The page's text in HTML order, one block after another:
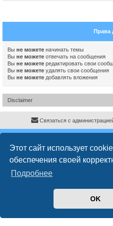
Этот сайт использует
обеспечения своей
Подробнее
OK
Права
Вы не можете начинать темы
Вы не можете отвечать на сообщения
Вы не можете редактировать свои
Вы не можете удалять свои сообщения
Вы не можете добавлять вложения
Disclaimer
Связаться с
Создано на основеphpBB® Forum Software
Русская поддержка phpBB
Конфиденциальность